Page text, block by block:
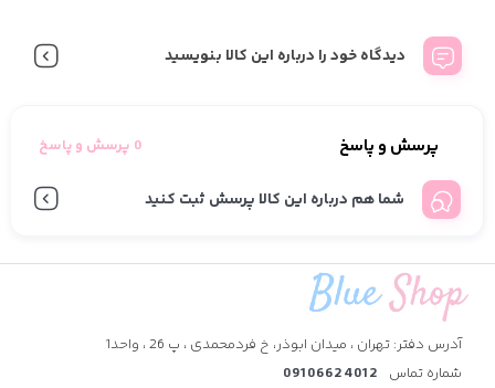
دیدگاه خود را درباره این کالا بنویسید
پرسش و پاسخ 0 پرسش و پاسخ
شما هم درباره این کالا پرسش ثبت کنید
آدرس دفتر: تهران ، میدان ابوذر، خ فردمحمدی ، پ 26 ، واحد1
شماره تماس 09106624012